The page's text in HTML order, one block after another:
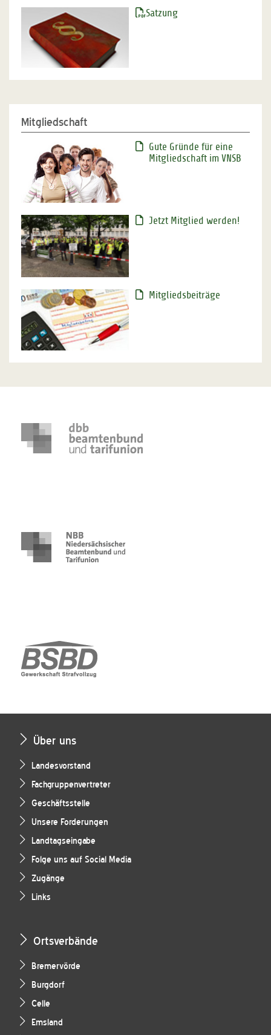
Satzung
Mitgliedschaft
Gute Gründe für eine
Mitgliedschaft im VNSB
Jetzt Mitglied werden!
Mitgliedsbeiträge
Über uns
Landesvorstand
Fachgruppenvertreter
Geschäftsstelle
Unsere Forderungen
Landtagseingabe
Folge uns auf Social Media
Zugänge
Links
Ortsverbände
Bremervörde
Burgdorf
Celle
Emsland